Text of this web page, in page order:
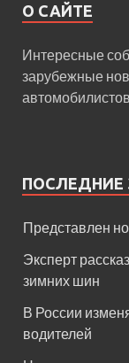
О САЙТЕ
Интересные
зарубежные
автомобилистов.
ПОСЛЕДНИЕ
Представлен
Эксперт
зимних шин
В России
водителей